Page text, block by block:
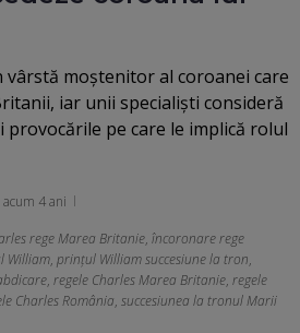
vârstă moștenitor al coroanei care
iar unii specialiști consideră
pe care le implică rolul
acum 4 ani
rege Marea Britanie, încoronare rege
William, prințul William succesiune la tron,
, regele Charles Marea Britanie, regele
Charles România, succesiunea la tronul Marii